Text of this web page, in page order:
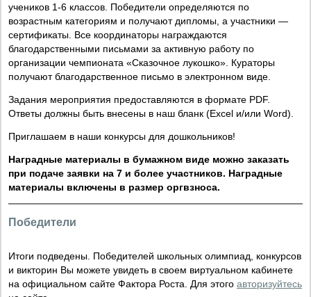
учеников 1-6 классов. Победители определяются по
возрастным категориям и получают дипломы, а участники —
сертификаты. Все координаторы награждаются
благодарственными письмами за активную работу по
организации чемпионата «Сказочное лукошко». Кураторы
получают благодарственное письмо в электронном виде.
Задания мероприятия предоставляются в формате PDF.
Ответы должны быть внесены в наш бланк (Excel и/или Word).
Приглашаем в наши конкурсы для дошкольников!
Наградные материалы в бумажном виде можно заказать
при подаче заявки на 7 и более участников. Наградные
материалы включены в размер оргвзноса.
Победители
Итоги подведены. Победителей школьных олимпиад, конкурсов
и викторин Вы можете увидеть в своем виртуальном кабинете
на официальном сайте Фактора Роста. Для этого авторизуйтесь